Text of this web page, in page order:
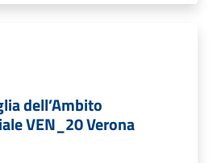
dell’Ambito
VEN_20 Verona